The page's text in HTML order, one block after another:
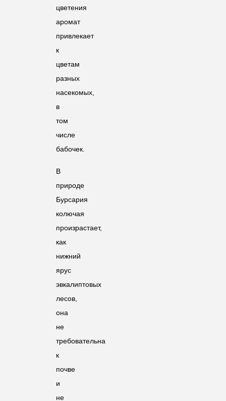
цветения
аромат
привлекает
к
цветам
разных
насекомых,
в
том
числе
бабочек.
В
природе
Бурсария
колючая
произрастает,
как
нижний
ярус
эвкалиптовых
лесов,
она
не
требовательна
к
почве
и
не